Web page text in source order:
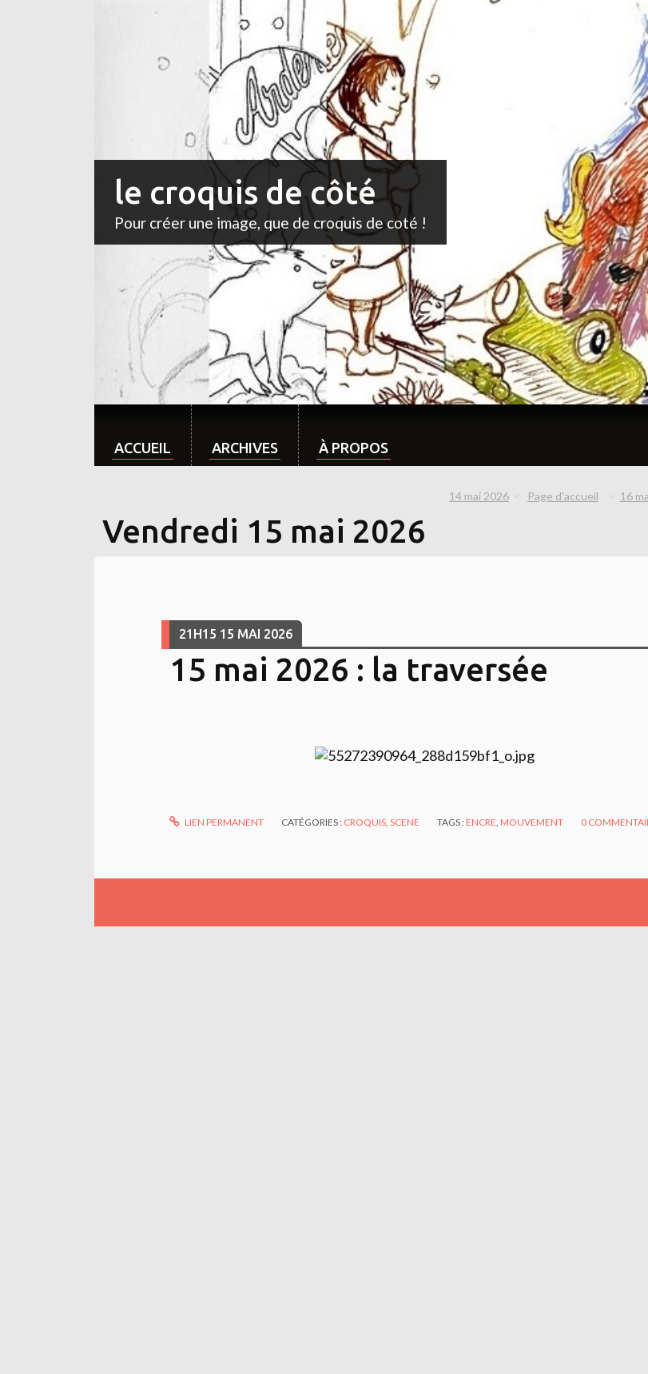
le croquis de côté
Pour créer une image, que de croquis de coté !
ACCUEIL ARCHIVES À PROPOS
14 mai 2026 Page d'accueil 16
Vendredi 15 mai 2026
21H15 15 MAI 2026
15 mai 2026 : la traversée
LIEN PERMANENT CATÉGORIES : CROQUIS,SCENE TAGS :ENCRE,MOUVEMENT 0